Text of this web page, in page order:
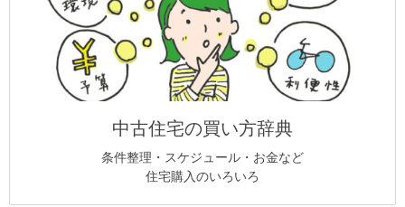
中古住宅の買い方辞典
条件整理・スケジュール・お金など
住宅購入のいろいろ